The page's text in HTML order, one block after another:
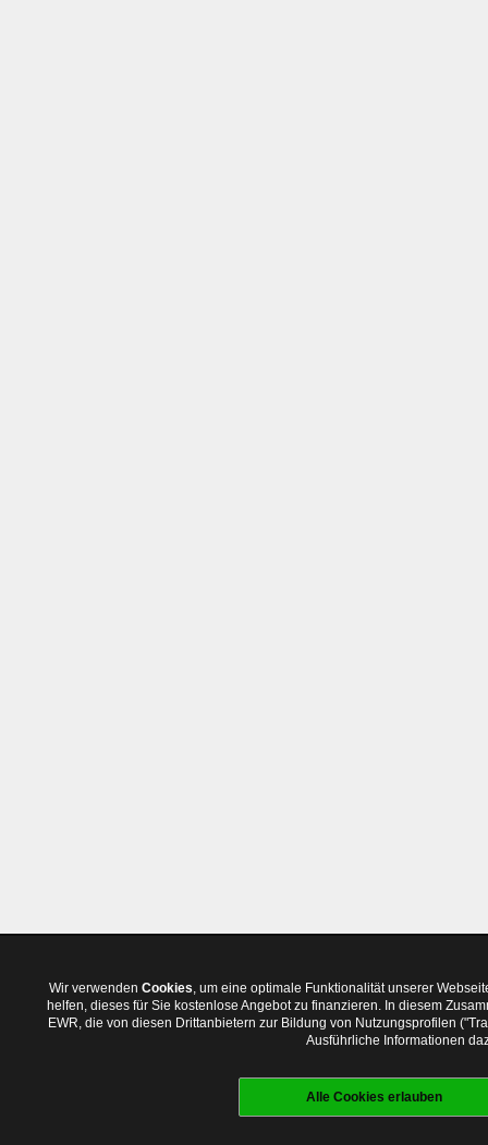
Wir verwenden Cookies, um eine optimale Funktionalität unserer
helfen, dieses für Sie kostenlose Angebot zu finanzieren. In diesem
EWR, die von diesen Drittanbietern zur Bildung von Nutzungsprofilen
Ausführliche Informationen
Alle Cookies erlauben